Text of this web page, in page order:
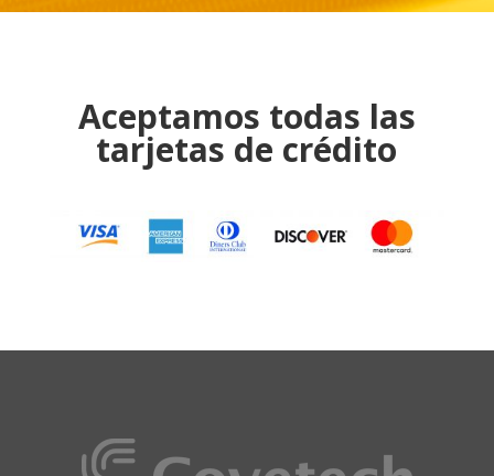
Aceptamos todas las
tarjetas de crédito